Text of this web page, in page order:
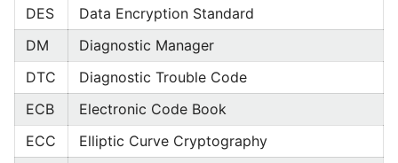
DES
Data Encryption Standard
DM
Diagnostic Manager
DTC
Diagnostic Trouble Code
ECB
Electronic Code Book
ECC
Elliptic Curve Cryptography